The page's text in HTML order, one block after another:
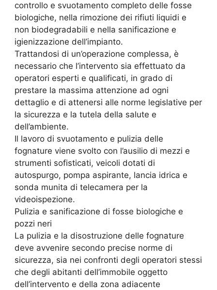
controllo e svuotamento completo delle fosse
biologiche, nella rimozione dei rifiuti liquidi e
non biodegradabili e nella sanificazione e
igienizzazione dell’impianto.
Trattandosi di un’operazione complessa, è
necessario che l’intervento sia effettuato da
operatori esperti e qualificati, in grado di
prestare la massima attenzione ad ogni
dettaglio e di attenersi alle norme legislative per
la sicurezza e la tutela della salute e
dell’ambiente.
Il lavoro di svuotamento e pulizia delle
fognature viene svolto con l’ausilio di mezzi e
strumenti sofisticati, veicoli dotati di
autospurgo, pompa aspirante, lancia idrica e
sonda munita di telecamera per la
videoispezione.
Pulizia e sanificazione di fosse biologiche e
pozzi neri
La pulizia e la disostruzione delle fognature
deve avvenire secondo precise norme di
sicurezza, sia nei confronti degli operatori stessi
che degli abitanti dell’immobile oggetto
dell’intervento e della zona adiacente